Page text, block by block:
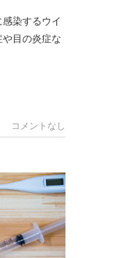
染するウイ
目の炎症な
コメントなし